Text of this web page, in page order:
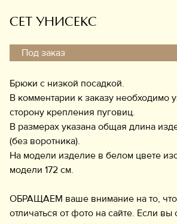
Информация
СЕТ УНИСЕКС
Под заказ
Брюки с низкой посадкой.
В комментарии к заказу необходимо
сторону крепления пуговиц.
В размерах указана общая длина
(без воротника).
На модели изделие в белом цвете
модели 172 см.
ОБРАЩАЕМ ваше внимание на то, что
отличаться от фото на сайте. Если вы